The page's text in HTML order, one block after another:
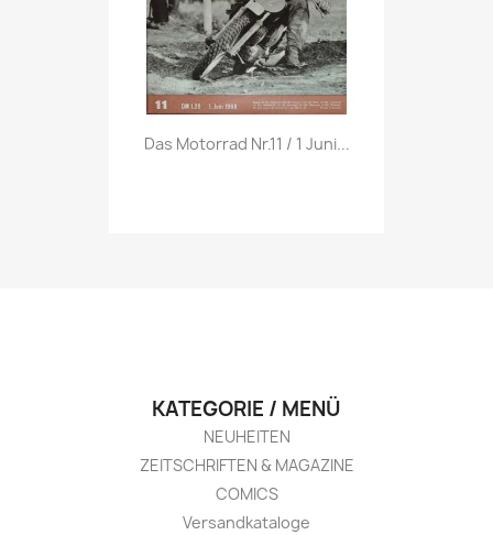
Vorschau
Das Motorrad Nr.11 / 1 Juni...
KATEGORIE / MENÜ
NEUHEITEN
ZEITSCHRIFTEN & MAGAZINE
COMICS
Versandkataloge